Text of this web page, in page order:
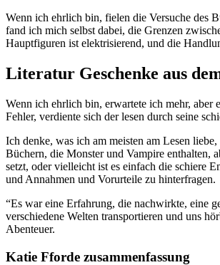
Wenn ich ehrlich bin, fielen die Versuche des
fand ich mich selbst dabei, die Grenzen
Hauptfiguren ist elektrisierend, und die
Literatur Geschenke aus
Wenn ich ehrlich bin, erwartete ich mehr,
Fehler, verdiente sich der lesen durch seine
Ich denke, was ich am meisten am Lesen
Büchern, die Monster und Vampire enthalten,
setzt, oder vielleicht ist es einfach die schiere
und Annahmen und Vorurteile zu hinterfragen.
“Es war eine Erfahrung, die nachwirkte, eine
verschiedene Welten transportieren und uns
Abenteuer.
Katie Fforde zusammenfassung